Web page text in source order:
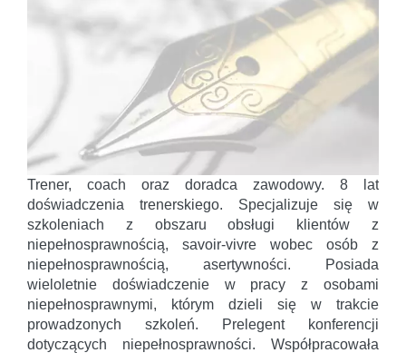
Trener, coach oraz doradca zawodowy. 8 lat
doświadczenia trenerskiego. Specjalizuje się w
szkoleniach z obszaru obsługi klientów z
niepełnosprawnością, savoir-vivre wobec osób z
niepełnosprawnością, asertywności. Posiada
wieloletnie doświadczenie w pracy z osobami
niepełnosprawnymi, którym dzieli się w trakcie
prowadzonych szkoleń. Prelegent konferencji
dotyczących niepełnosprawności. Współpracowała